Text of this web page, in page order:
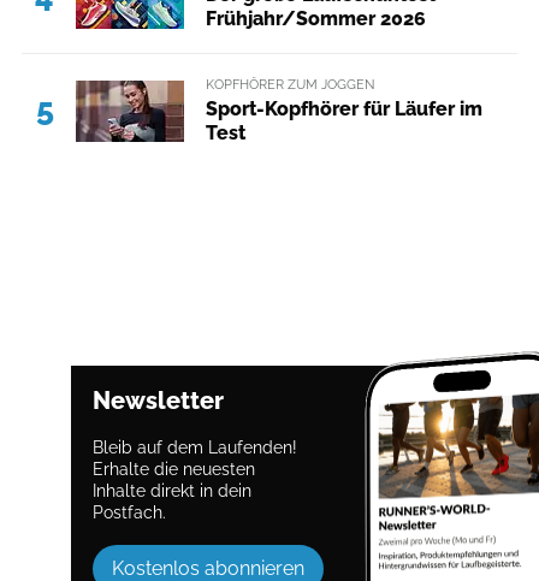
Frühjahr/Sommer 2026
5
KOPFHÖRER ZUM JOGGEN
Sport-Kopfhörer für Läufer im
Test
Newsletter
Bleib auf dem Laufenden!
Erhalte die neuesten
Inhalte direkt in dein
Postfach.
Kostenlos abonnieren